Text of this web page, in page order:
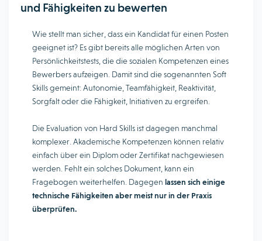
und Fähigkeiten zu bewerten
Wie stellt man sicher, dass ein Kandidat für einen Posten
geeignet ist? Es gibt bereits alle möglichen Arten von
Persönlichkeitstests, die die sozialen Kompetenzen eines
Bewerbers aufzeigen. Damit sind die sogenannten Soft
Skills gemeint: Autonomie, Teamfähigkeit, Reaktivität,
Sorgfalt oder die Fähigkeit, Initiativen zu ergreifen.
Die Evaluation von Hard Skills ist dagegen manchmal
komplexer. Akademische Kompetenzen können relativ
einfach über ein Diplom oder Zertifikat nachgewiesen
werden. Fehlt ein solches Dokument, kann ein
Fragebogen weiterhelfen. Dagegen lassen sich einige
technische Fähigkeiten aber meist nur in der Praxis
überprüfen.